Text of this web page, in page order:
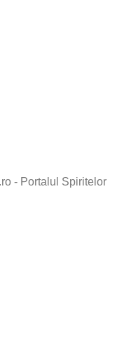
- Portalul Spiritelor